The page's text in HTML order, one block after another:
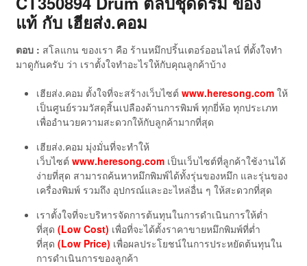
แท้ กับ เฮียส่ง.คอม
ตอบ : สโลแกน ของเรา คือ ร้านหมึกปริ้นเตอร์ออนไลน์ ที่ตั้งใจทำ
มาดูกันครับ ว่า เราตั้งใจทำอะไรให้กับคุณลูกค้าบ้าง
เฮียส่ง.คอม ตั้งใจที่จะสร้างเว็บไซต์ www.heresong.comให้
เป็นศูนย์รวมวัสดุสิ้นเปลืองด้านการพิมพ์ ทุกยี่ห้อ ทุกประเภท
เพื่ออำนวยความสะดวกให้กับลูกค้ามากที่สุด
เฮียส่ง.คอม มุ่งมั่นที่จะทำให้
เว็บไซต์ www.heresong.comเป็นเว็บไซต์ที่ลูกค้าใช้งานได้
ง่ายที่สุด สามารถค้นหาหมึกพิมพ์ได้ทั้งรุ่นของหมึก และรุ่นของ
เครื่องพิมพ์ รวมถึง อุปกรณ์และอะไหล่อื่น ๆ ให้สะดวกที่สุด
เราตั้งใจที่จะบริหารจัดการต้นทุนในการดำเนินการให้ต่ำ
ที่สุด (Low Cost) เพื่อที่จะได้ตั้งราคาขายหมึกพิมพ์ที่ต่ำ
ที่สุด (Low Price) เพื่อผลประโยชน์ในการประหยัดต้นทุนใน
การดำเนินการของลูกค้า